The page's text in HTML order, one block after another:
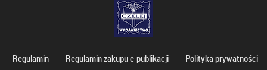
Regulamin Regulamin zakupu e-publikacji Polityka prywatności